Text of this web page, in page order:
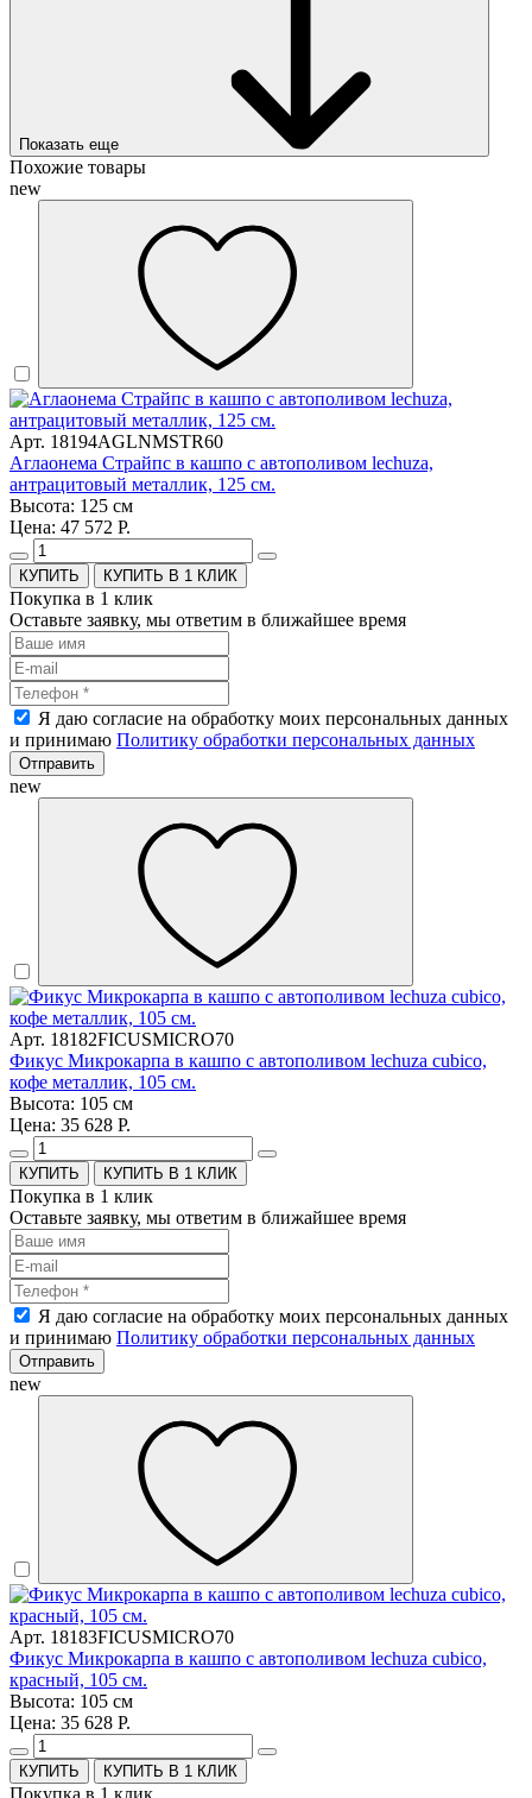
Показать еще
Похожие товары
new
Арт. 18194AGLNMSTR60
Аглаонема Страйпс в кашпо с автополивом lechuza,
антрацитовый металлик, 125 см.
Высота: 125 см
Цена: 47 572 Р.
КУПИТЬ В 1 КЛИК
Покупка в 1 клик
Оставьте заявку, мы ответим в ближайшее время
Я даю согласие на обработку моих персональных данных
и принимаю Политику обработки персональных данных
Отправить
new
Арт. 18182FICUSMICRO70
Фикус Микрокарпа в кашпо с автополивом lechuza cubico,
кофе металлик, 105 см.
Высота: 105 см
Цена: 35 628 Р.
КУПИТЬ В 1 КЛИК
Покупка в 1 клик
Оставьте заявку, мы ответим в ближайшее время
Я даю согласие на обработку моих персональных данных
и принимаю Политику обработки персональных данных
Отправить
new
Арт. 18183FICUSMICRO70
Фикус Микрокарпа в кашпо с автополивом lechuza cubico,
красный, 105 см.
Высота: 105 см
Цена: 35 628 Р.
КУПИТЬ В 1 КЛИК